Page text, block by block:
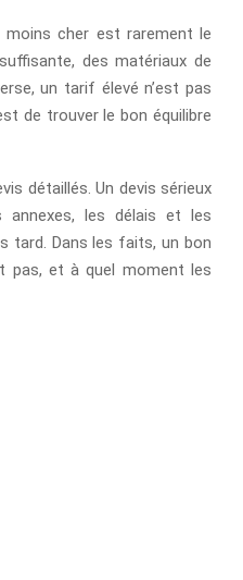
moins cher est rarement le
des matériaux de
un tarif élevé n’est pas
de trouver le bon équilibre
détaillés. Un devis sérieux
annexes, les délais et les
tard. Dans les faits, un bon
pas, et à quel moment les